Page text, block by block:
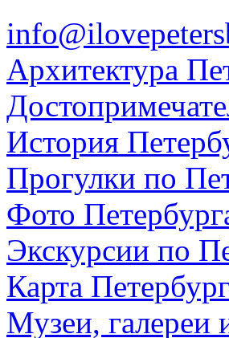
Архитектура
История
Прогулки по
Фото
Экскурсии по
Карта
Музеи, галереи